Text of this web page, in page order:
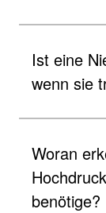
Ist eine
wenn sie
Woran
benötige?